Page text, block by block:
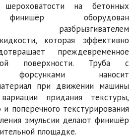
на бетонных
финишёр оборудован
разбрызгивателем
которая эффективно
преждевременное
поверхности. Труба с
форсунками наносит
при движении машины
придания текстуры,
поперечного текстурирования
эмульсии делают финишёр
площадке.